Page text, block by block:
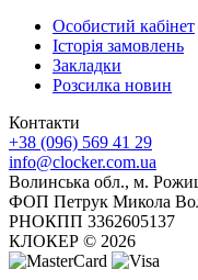
Особистий кабінет
Історія замовлень
Закладки
Розсилка новин
Контакти
+38 (096) 569 41 29
info@clocker.com.ua
Волинська обл., м.
ФОП Петрук Микола
РНОКПП 3362605137
КЛОКЕР © 2026